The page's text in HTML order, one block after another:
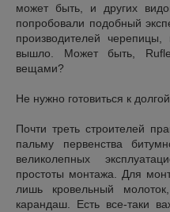
может быть, и других
попробовали подобный
производителей
вышло. Может быть,
вещами?
Не нужно готовиться к
Почти треть строителей
пальму первенства
великолепных
простоты монтажа. Для
лишь кровельный
карандаш. Есть все-таки